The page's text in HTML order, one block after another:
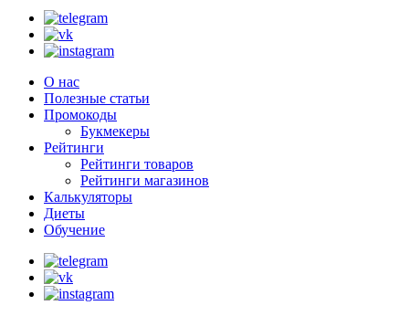
О нас
Полезные статьи
Промокоды
Букмекеры
Рейтинги
Рейтинги товаров
Рейтинги магазинов
Калькуляторы
Диеты
Обучение